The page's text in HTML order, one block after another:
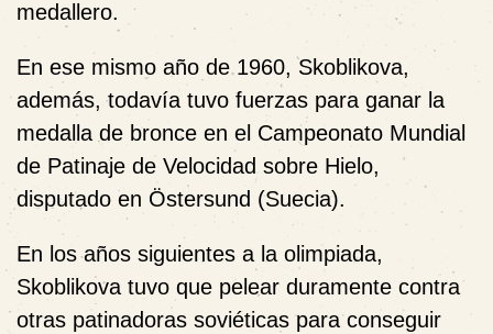
medallero.
En ese mismo año de 1960, Skoblikova,
además, todavía tuvo fuerzas para ganar la
medalla de bronce en el Campeonato Mundial
de Patinaje de Velocidad sobre Hielo,
disputado en Östersund (Suecia).
En los años siguientes a la olimpiada,
Skoblikova tuvo que pelear duramente contra
otras patinadoras soviéticas para conseguir